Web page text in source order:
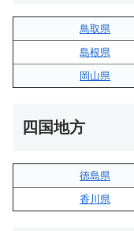
鳥取県
島根県
岡山県
四国地方
徳島県
香川県